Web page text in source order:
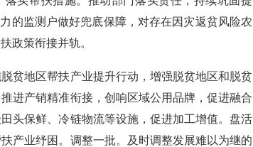
的监测户做好兜底保障，对存在因灾返贫风险农
政策衔接并轨。
地区帮扶产业提升行动，增强脱贫地区和脱贫
进产销精准衔接，创响区域公用品牌，促进融合
头保鲜、冷链物流等设施，促进加工增值。盘活
产业纾困。调整一批。及时调整发展难以为继的